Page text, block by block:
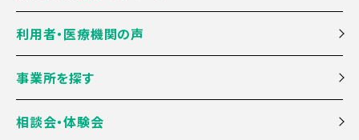
利用者・医療機関の声
事業所を探す
相談会・体験会